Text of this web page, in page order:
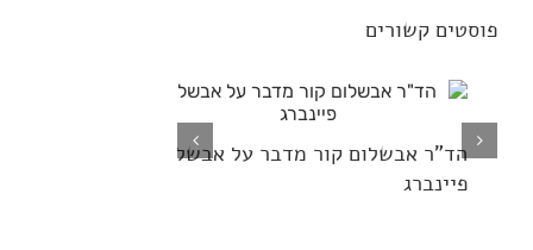
פוסטים קשורים
הד"ר אבשלום קור מדבר על אבשלום
פיינברג